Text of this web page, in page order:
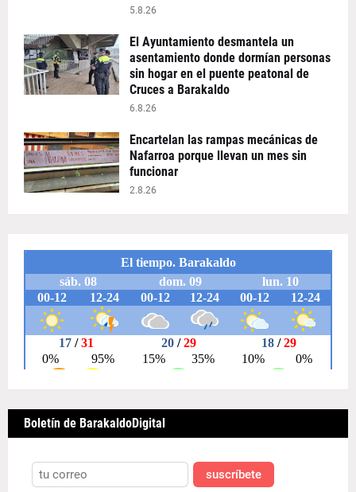
5.8.26
El Ayuntamiento desmantela un
asentamiento donde dormían personas
sin hogar en el puente peatonal de
Cruces a Barakaldo
6.8.26
Encartelan las rampas mecánicas de
Nafarroa porque llevan un mes sin
funcionar
2.8.26
Boletín de BarakaldoDigital
suscríbete